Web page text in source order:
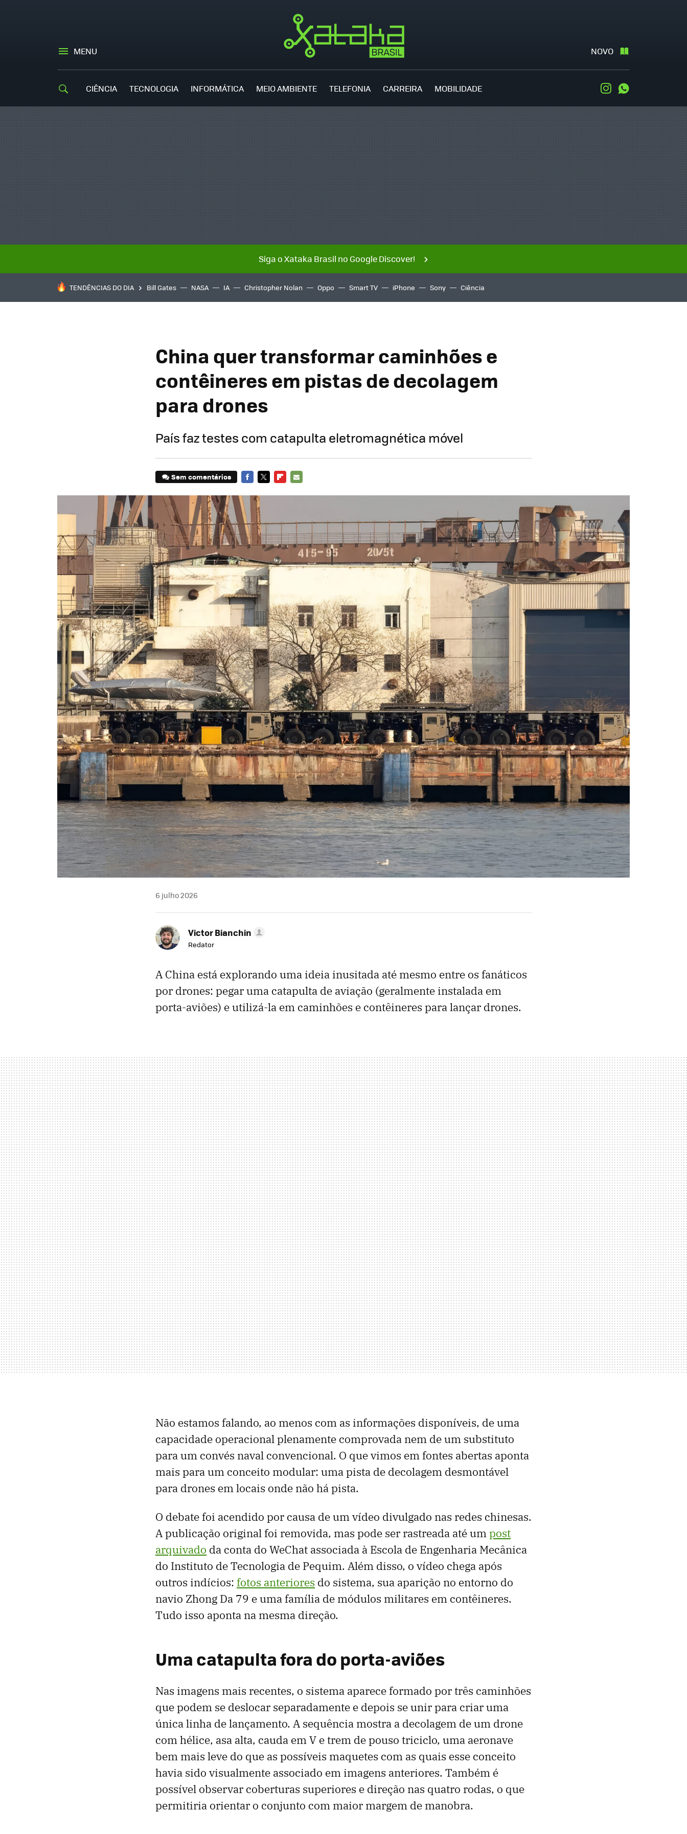
MENU NOVO
CIÊNCIA TECNOLOGIA INFORMÁTICA MEIO AMBIENTE TELEFONIA CARREIRA MOBILIDADE Instagram
Siga o Xataka Brasil no Google Discover!
TENDÊNCIAS DO DIA Bill Gates NASA IA Christopher Nolan Oppo Smart TV iPhone Sony Ciência
China quer transformar caminhões e
contêineres em pistas de decolagem
para drones
País faz testes com catapulta eletromagnética móvel
Sem comentários
6 julho 2026
Victor Bianchin
Redator
A China está explorando uma ideia inusitada até mesmo entre os fanáticos
por drones: pegar uma catapulta de aviação (geralmente instalada em
porta-aviões) e utilizá-la em caminhões e contêineres para lançar drones.
Não estamos falando, ao menos com as informações disponíveis, de uma
capacidade operacional plenamente comprovada nem de um substituto
para um convés naval convencional. O que vimos em fontes abertas aponta
mais para um conceito modular: uma pista de decolagem desmontável
para drones em locais onde não há pista.
O debate foi acendido por causa de um vídeo divulgado nas redes chinesas.
A publicação original foi removida, mas pode ser rastreada até umpost
arquivado da conta do WeChat associada à Escola de Engenharia Mecânica
do Instituto de Tecnologia de Pequim. Além disso, o vídeo chega após
outros indícios: fotos anteriores do sistema, sua aparição no entorno do
navio Zhong Da 79 e uma família de módulos militares em contêineres.
Tudo isso aponta na mesma direção.
Uma catapulta fora do porta-aviões
Nas imagens mais recentes, o sistema aparece formado por três caminhões
que podem se deslocar separadamente e depois se unir para criar uma
única linha de lançamento. A sequência mostra a decolagem de um drone
com hélice, asa alta, cauda em V e trem de pouso triciclo, uma aeronave
bem mais leve do que as possíveis maquetes com as quais esse conceito
havia sido visualmente associado em imagens anteriores. Também é
possível observar coberturas superiores e direção nas quatro rodas, o que
permitiria orientar o conjunto com maior margem de manobra.